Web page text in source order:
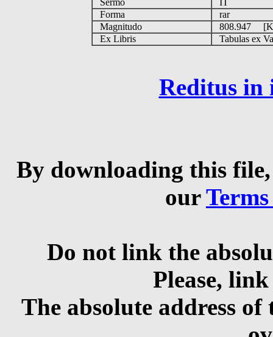
Sermo
IT
Forma
rar
Magnitudo
808.947
Ex Libris
Tabulas ex
Reditus in
By downloading this
our
Do not link the
Please,
The absolute address